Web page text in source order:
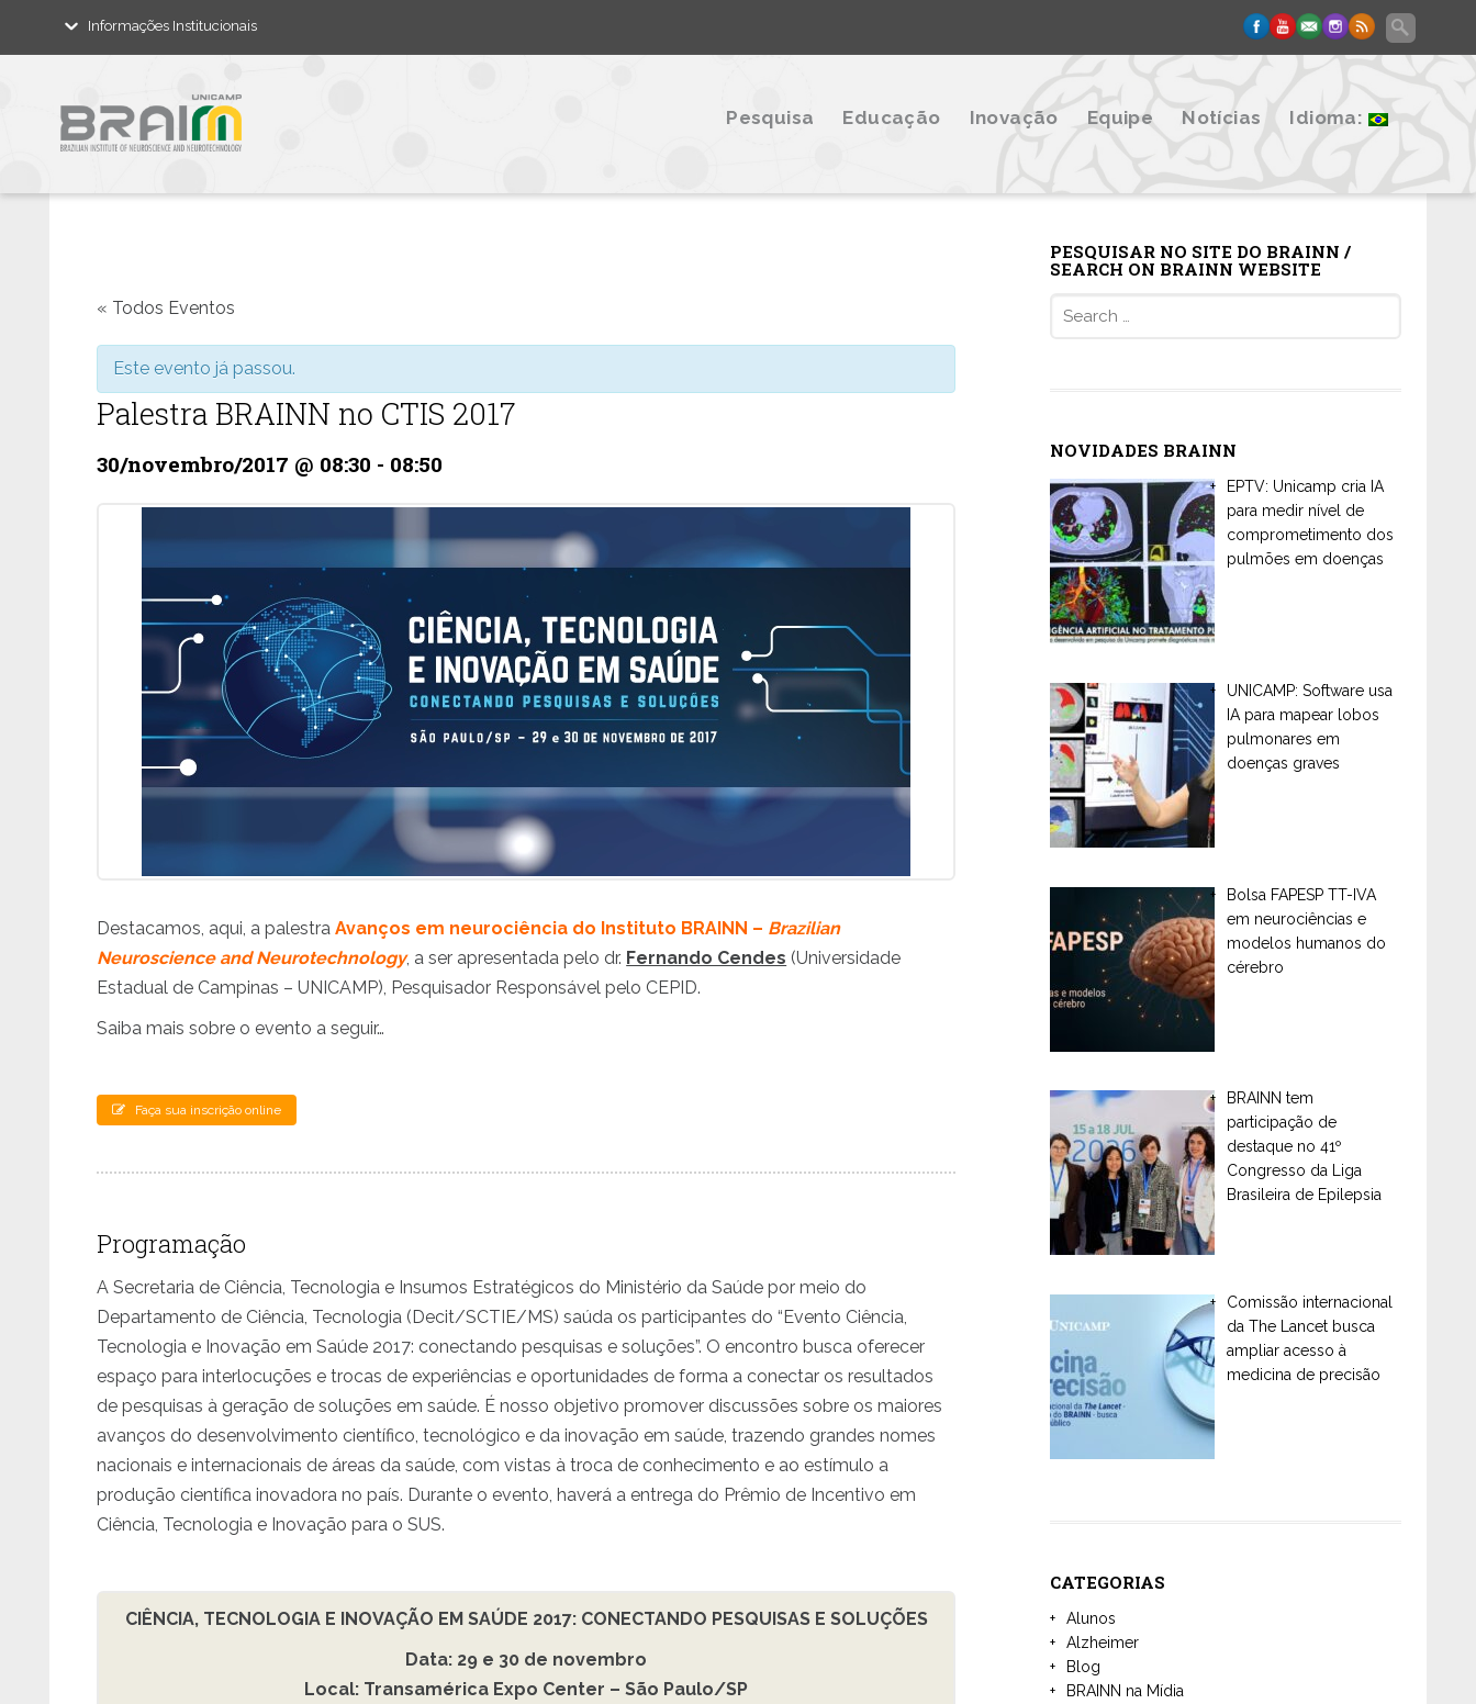
Informações Institucionais
Pesquisa Educação Inovação Equipe Notícias Idioma:
« Todos Eventos
Este evento já passou.
Palestra BRAINN no CTIS 2017
30/novembro/2017 @ 08:30 - 08:50
Destacamos, aqui, a palestraAvanços em neurociência do Instituto BRAINN – Brazilian
Neuroscience and Neurotechnology, a ser apresentada pelo dr. Fernando Cendes (Universidade
Estadual de Campinas – UNICAMP), Pesquisador Responsável pelo CEPID.
Saiba mais sobre o evento a seguir…
Faça sua inscrição online
Programação
A Secretaria de Ciência, Tecnologia e Insumos Estratégicos do Ministério da Saúde por meio do
Departamento de Ciência, Tecnologia (Decit/SCTIE/MS) saúda os participantes do “Evento Ciência,
Tecnologia e Inovação em Saúde 2017: conectando pesquisas e soluções”. O encontro busca oferecer
espaço para interlocuções e trocas de experiências e oportunidades de forma a conectar os resultados
de pesquisas à geração de soluções em saúde. É nosso objetivo promover discussões sobre os maiores
avanços do desenvolvimento científico, tecnológico e da inovação em saúde, trazendo grandes nomes
nacionais e internacionais de áreas da saúde, com vistas à troca de conhecimento e ao estímulo a
produção científica inovadora no país. Durante o evento, haverá a entrega do Prêmio de Incentivo em
Ciência, Tecnologia e Inovação para o SUS.
CIÊNCIA, TECNOLOGIA E INOVAÇÃO EM SAÚDE 2017: CONECTANDO PESQUISAS E SOLUÇÕES
Data: 29 e 30 de novembro
Local: Transamérica Expo Center – São Paulo/SP
PESQUISAR NO SITE DO BRAINN /
SEARCH ON BRAINN WEBSITE
NOVIDADES BRAINN
EPTV: Unicamp cria IA
para medir nível de
comprometimento dos
pulmões em doenças
UNICAMP: Software usa
IA para mapear lobos
pulmonares em
doenças graves
Bolsa FAPESP TT-IVA
em neurociências e
modelos humanos do
cérebro
BRAINN tem
participação de
destaque no 41º
Congresso da Liga
Brasileira de Epilepsia
Comissão internacional
da The Lancet busca
ampliar acesso à
medicina de precisão
CATEGORIAS
Alunos
Alzheimer
Blog
BRAINN na Mídia